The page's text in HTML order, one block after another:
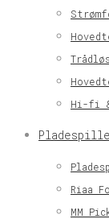
Hi-fi
Riaa
MM